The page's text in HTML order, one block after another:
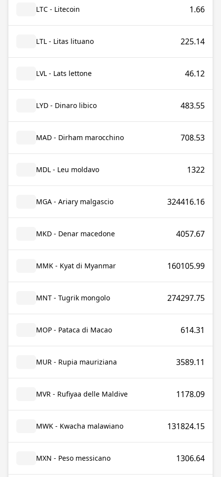
LTC - Litecoin 1.66
LTL - Litas lituano 225.14
LVL - Lats lettone 46.12
LYD - Dinaro libico 483.55
MAD - Dirham marocchino 708.53
MDL - Leu moldavo 1322
MGA - Ariary malgascio 324416.16
MKD - Denar macedone 4057.67
MMK - Kyat di Myanmar 160105.99
MNT - Tugrik mongolo 274297.75
MOP - Pataca di Macao 614.31
MUR - Rupia mauriziana 3589.11
MVR - Rufiyaa delle Maldive 1178.09
MWK - Kwacha malawiano 131824.15
MXN - Peso messicano 1306.64